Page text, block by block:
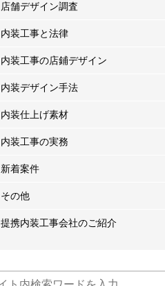
店舗デザイン調査
内装工事と法律
内装工事の店鋪デザイン
内装デザイン手法
内装仕上げ素材
内装工事の実務
新着案件
その他
提携内装工事会社のご紹介